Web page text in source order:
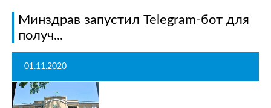
Минздрав запустил Telegram-бот для
получ...
01.11.2020